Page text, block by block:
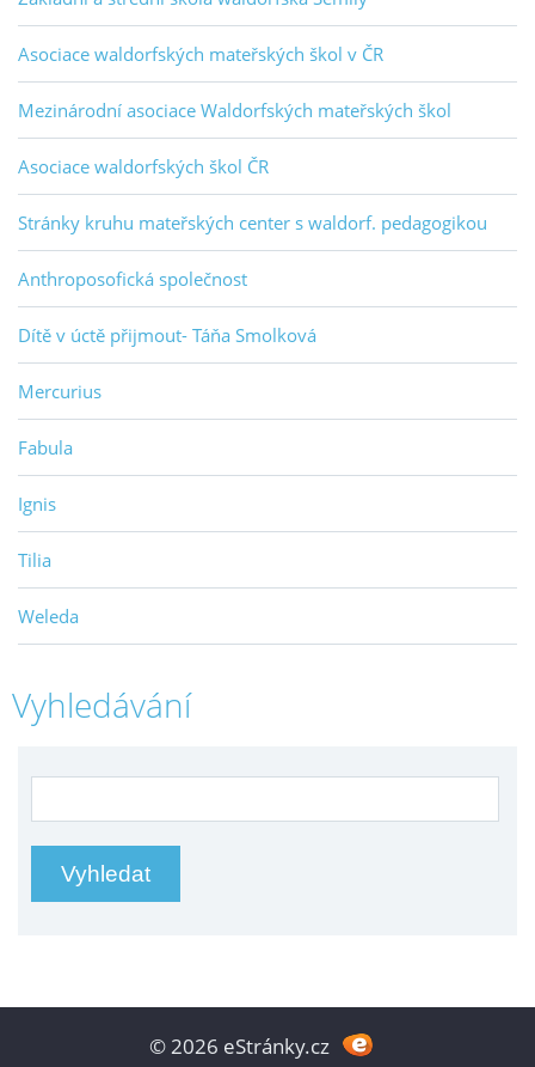
Asociace waldorfských mateřských škol v ČR
Mezinárodní asociace Waldorfských mateřských škol
Asociace waldorfských škol ČR
Stránky kruhu mateřských center s waldorf. pedagogikou
Anthroposofická společnost
Dítě v úctě přijmout- Táňa Smolková
Mercurius
Fabula
Ignis
Tilia
Weleda
Vyhledávání
© 2026 eStránky.cz